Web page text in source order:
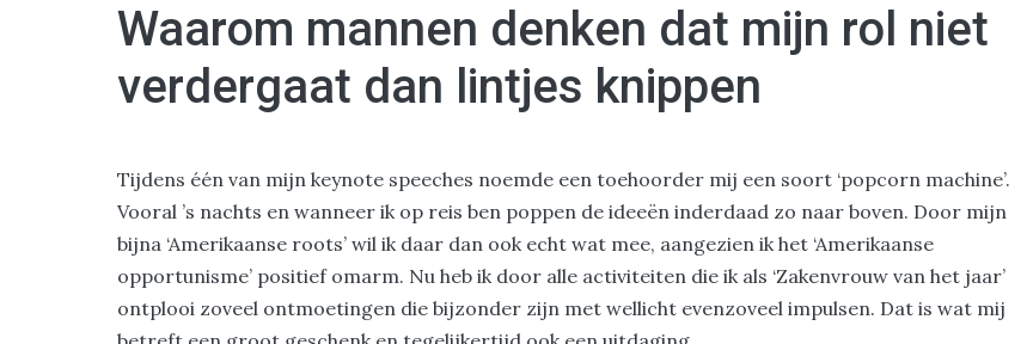
Waarom mannen denken dat mijn rol niet
verdergaat dan lintjes knippen
Tijdens één van mijn keynote speeches noemde een toehoorder mij een soort ‘popcorn machine’.
Vooral ’s nachts en wanneer ik op reis ben poppen de ideeën inderdaad zo naar boven. Door mijn
bijna ‘Amerikaanse roots’ wil ik daar dan ook echt wat mee, aangezien ik het ‘Amerikaanse
opportunisme’ positief omarm. Nu heb ik door alle activiteiten die ik als ‘Zakenvrouw van het jaar’
ontplooi zoveel ontmoetingen die bijzonder zijn met wellicht evenzoveel impulsen. Dat is wat mij